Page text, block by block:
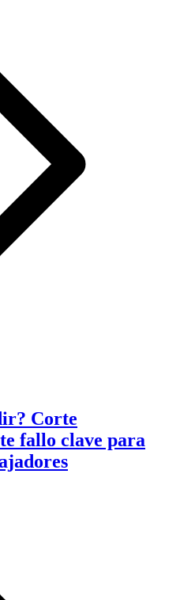
Corte
fallo clave para